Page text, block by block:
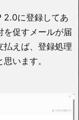
2.0に登録してあ
を促すメールが届
払えば、登録処理
います。